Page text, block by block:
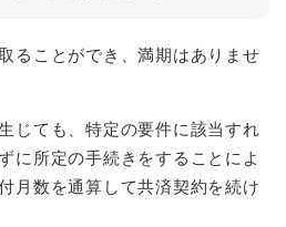
ることができ、満期はありませ
じても、特定の要件に該当すれ
に所定の手続きをすることによ
月数を通算して共済契約を続け